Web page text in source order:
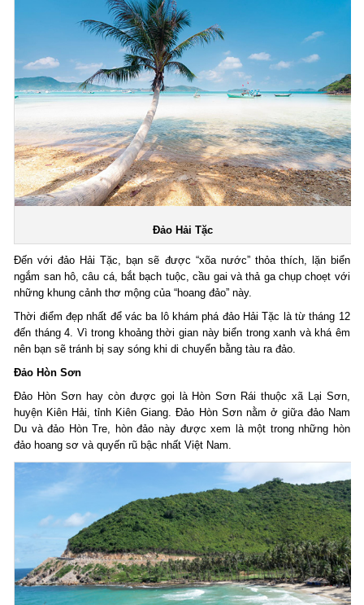
Đảo Hải Tặc
Đến với đảo Hải Tặc, bạn sẽ được “xõa nước” thỏa thích, lặn biển
ngắm san hô, câu cá, bắt bạch tuộc, cầu gai và thả ga chụp choẹt với
những khung cảnh thơ mộng của “hoang đảo” này.
Thời điểm đẹp nhất để vác ba lô khám phá đảo Hải Tặc là từ tháng 12
đến tháng 4. Vì trong khoảng thời gian này biển trong xanh và khá êm
nên bạn sẽ tránh bị say sóng khi di chuyển bằng tàu ra đảo.
Đảo Hòn Sơn
Đảo Hòn Sơn hay còn được gọi là Hòn Sơn Rái thuộc xã Lại Sơn,
huyện Kiên Hải, tỉnh Kiên Giang. Đảo Hòn Sơn nằm ở giữa đảo Nam
Du và đảo Hòn Tre, hòn đảo này được xem là một trong những hòn
đảo hoang sơ và quyến rũ bậc nhất Việt Nam.